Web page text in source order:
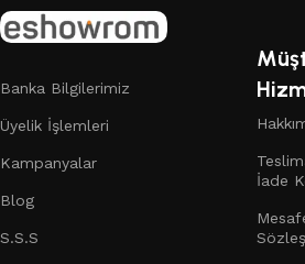
Banka Bilgilerimiz
Üyelik İşlemleri
Kampanyalar
Blog
S.S.S
İade